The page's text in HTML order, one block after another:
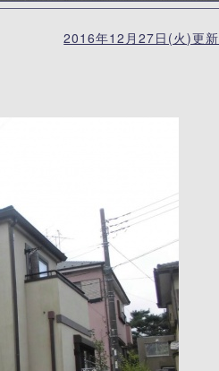
2016年12月27日(火)更新